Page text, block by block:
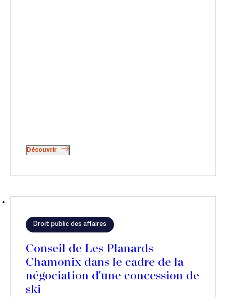
Découvrir
Droit public des affaires
Conseil de Les Planards
Chamonix dans le cadre de la
négociation d'une concession de
ski